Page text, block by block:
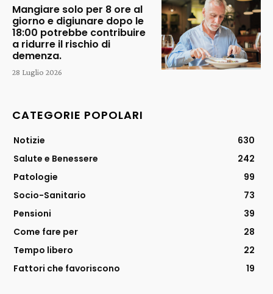
Mangiare solo per 8 ore al
giorno e digiunare dopo le
18:00 potrebbe contribuire
a ridurre il rischio di
demenza.
28 Luglio 2026
CATEGORIE POPOLARI
Notizie
630
Salute e Benessere
242
Patologie
99
Socio-Sanitario
73
Pensioni
39
Come fare per
28
Tempo libero
22
Fattori che favoriscono
19